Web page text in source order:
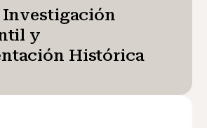
Investigación
y
Histórica